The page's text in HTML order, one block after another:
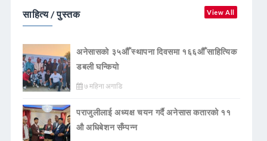
साहित्य / पुस्तक View All
अनेसासको ३५औँ स्थापना दिवसमा १६६औँ साहित्यिक
डबली घन्कियाे
७ महिना अगाडि
पराजुलीलाई अध्यक्ष चयन गर्दै अनेसास कतारको ११
औ अधिबेशन सँम्पन्न